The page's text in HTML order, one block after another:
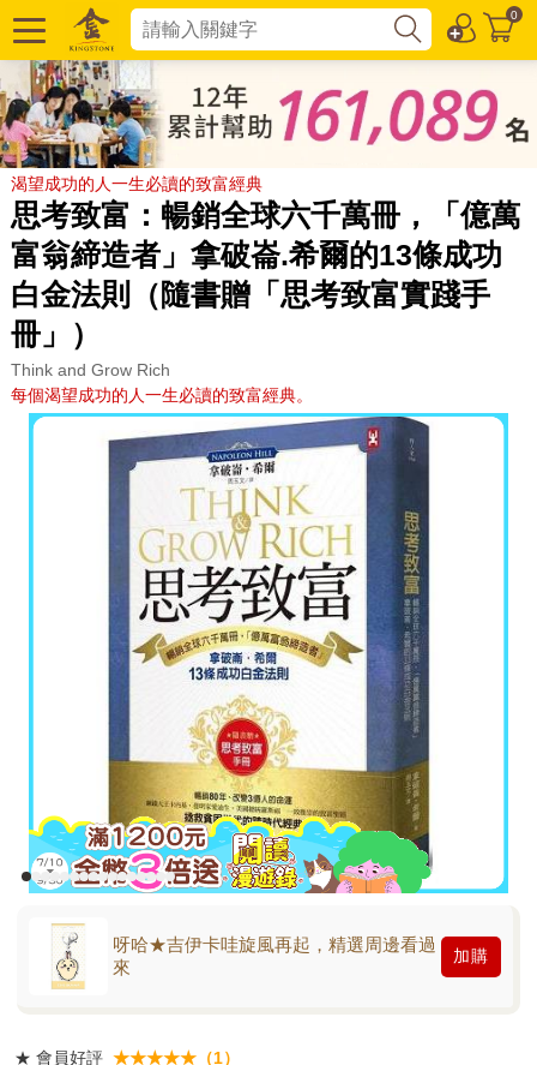
0
渴望成功的人一生必讀的致富經典
思考致富：暢銷全球六千萬冊，「億萬
富翁締造者」拿破崙.希爾的13條成功
白金法則（隨書贈「思考致富實踐手
冊」）
Think and Grow Rich
每個渴望成功的人一生必讀的致富經典。
呀哈★吉伊卡哇旋風再起，精選周邊看過
來
加購
★ 會員好評 ★★★★★（1）